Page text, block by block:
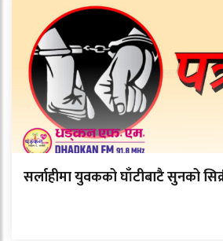
सर्लाहीमा युवकको घाँटीबाटै सुनको